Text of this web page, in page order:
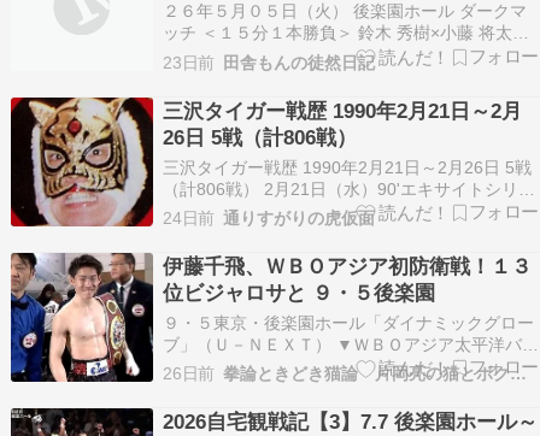
２６年５月０５日（火） 後楽園ホール ダークマ
ッチ ＜１５分１本勝負＞ 鈴木 秀樹×小藤 将太
〔全日本／ＯＳＷ〕 【８分１０秒 横入り式エビ
固め】 斉藤 レイ◯セニョール斉藤 チャンピオ
ン・カーニバル２０２６ Ａブロック公式リーグ戦
＜３０分１本勝負＞×羆嵐 ［７戦３勝４敗＝６
点…
23日前 田舎もんの徒然日記
三沢タイガー戦歴 1990年2月21日～2月
26日 5戦（計806戦）
三沢タイガー戦歴 1990年2月21日～2月26日 5戦
（計806戦） 2月21日（水）90'エキサイトシリー
ズ 第1戦東京・後楽園ホール30分1本勝負○ダグ・
ファーナス、ダニー・クロファット（12分29秒片
エビ固め）●仲野信市、タイガーマスク 2月22日
（木）90'エキサイト…
24日前 通りすがりの虎仮面
伊藤千飛、ＷＢＯアジア初防衛戦！１３
位ビジャロサと ９・５後楽園
９・５東京・後楽園ホール「ダイナミックグロー
ブ」（Ｕ－ＮＥＸＴ） ▼ＷＢＯアジア太平洋バン
タム級タイトルマッチ １０回戦 王者・伊藤千飛
(真正) × １３位・クレ
26日前 拳論ときどき猫論 片岡亮の猫とボクシング日記
2026自宅観戦記【3】7.7 後楽園ホール～